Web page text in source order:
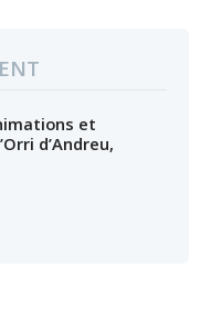
et
d’Andreu,